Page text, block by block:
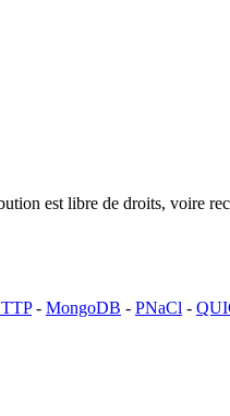
est libre de droits, voire
- MongoDB - PNaCl -